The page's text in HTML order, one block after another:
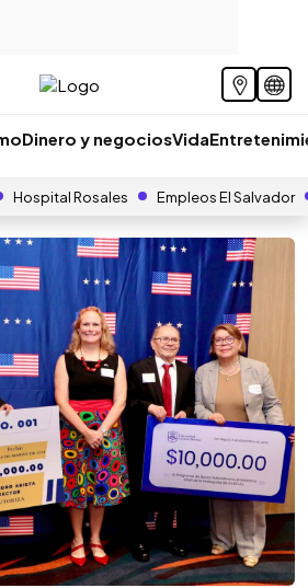
Dinero y negociosVida
Hospital Rosales Empleos El Salvador